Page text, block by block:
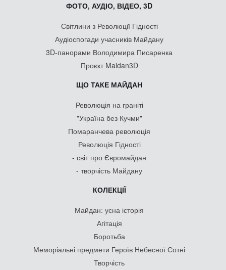
ФОТО, АУДІО, ВІДЕО, 3D
Світлини з Революції Гідності
Аудіоспогади учасників Майдану
3D-панорами Володимира Писаренка
Проєкт Maidan3D
ЩО ТАКЕ МАЙДАН
Революція на граніті
"Україна без Кучми"
Помаранчева революція
Революція Гідності
- світ про Євромайдан
- творчість Майдану
КОЛЕКЦІЇ
Майдан: усна історія
Агітація
Боротьба
Меморіальні предмети Героїв Небесної Сотні
Творчість